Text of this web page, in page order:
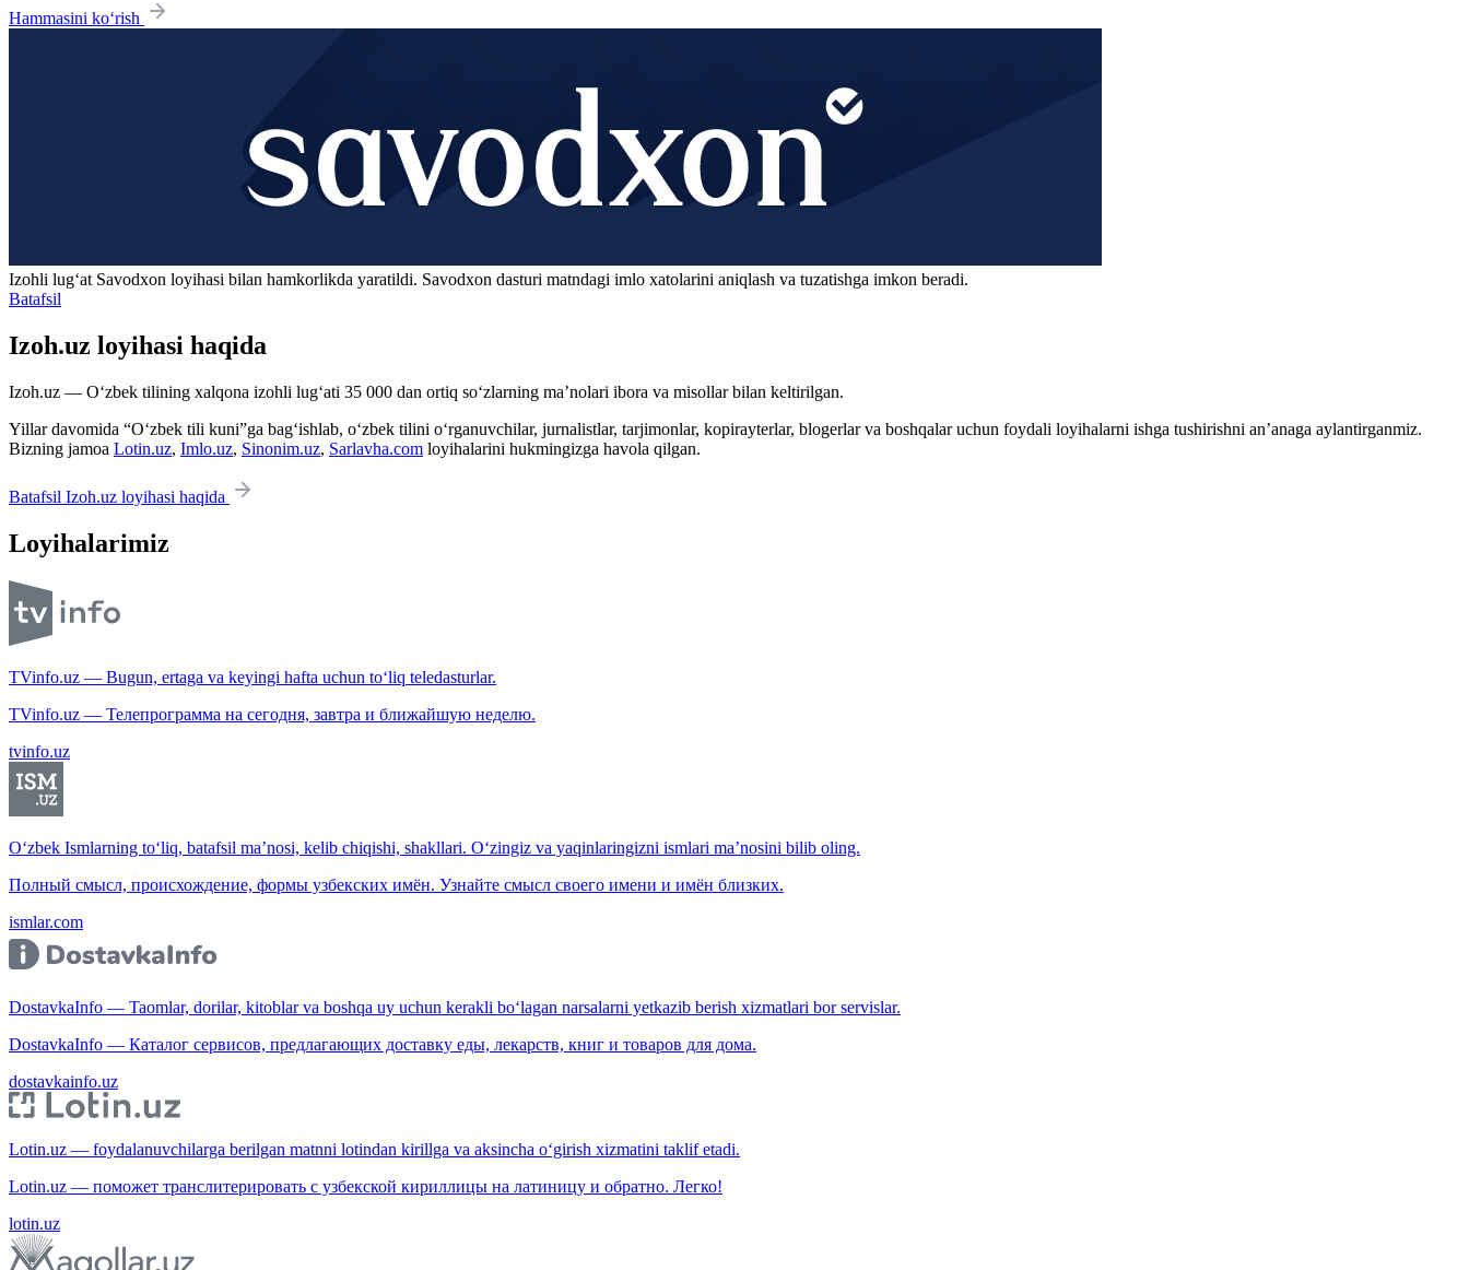
Hammasini ko‘rish
Izohli lugʻat Savodxon loyihasi bilan hamkorlikda yaratildi. Savodxon dasturi matndagi imlo xatolarini aniqlash va tuzatishga imkon beradi.
Batafsil
Izoh.uz loyihasi haqida
Izoh.uz — O‘zbek tilining xalqona izohli lug‘ati 35 000 dan ortiq so‘zlarning ma’nolari ibora va misollar bilan keltirilgan.
Yillar davomida “O‘zbek tili kuni”ga bag‘ishlab, o‘zbek tilini o‘rganuvchilar, jurnalistlar, tarjimonlar, kopirayterlar, blogerlar va boshqalar uchun foydali loyihalarni ishga tushirishni an’anaga aylantirganmiz.
Bizning jamoa Lotin.uz, Imlo.uz, Sinonim.uz, Sarlavha.com loyihalarini hukmingizga havola qilgan.
Batafsil Izoh.uz loyihasi haqida
Loyihalarimiz
TVinfo.uz — Bugun, ertaga va keyingi hafta uchun to‘liq teledasturlar.
TVinfo.uz — Телепрограмма на сегодня, завтра и ближайшую неделю.
tvinfo.uz
O‘zbek Ismlarning to‘liq, batafsil ma’nosi, kelib chiqishi, shakllari. O‘zingiz va yaqinlaringizni ismlari ma’nosini bilib oling.
Полный смысл, происхождение, формы узбекских имён. Узнайте смысл своего имени и имён близких.
ismlar.com
DostavkaInfo — Taomlar, dorilar, kitoblar va boshqa uy uchun kerakli bo‘lagan narsalarni yetkazib berish xizmatlari bor servislar.
DostavkaInfo — Каталог сервисов, предлагающих доставку еды, лекарств, книг и товаров для дома.
dostavkainfo.uz
Lotin.uz — foydalanuvchilarga berilgan matnni lotindan kirillga va aksincha o‘girish xizmatini taklif etadi.
Lotin.uz — поможет транслитерировать с узбекской кириллицы на латиницу и обратно. Легко!
lotin.uz